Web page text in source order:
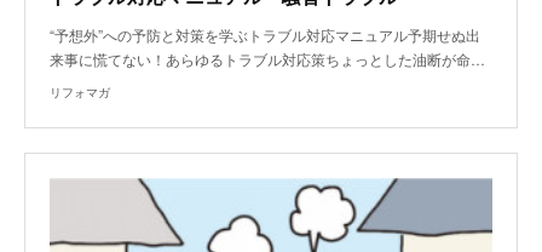
“予想外”への予防と対策を学ぶトラブル対応マニュアル予期せぬ出
来事に慌てない！あらゆるトラブル対応策ちょっとした油断が命…
リフォマガ